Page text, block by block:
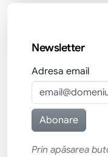
Newsletter
Adresa email
Prin apăsarea